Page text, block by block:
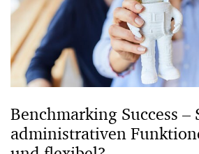
Benchmarking Success –
administrativen